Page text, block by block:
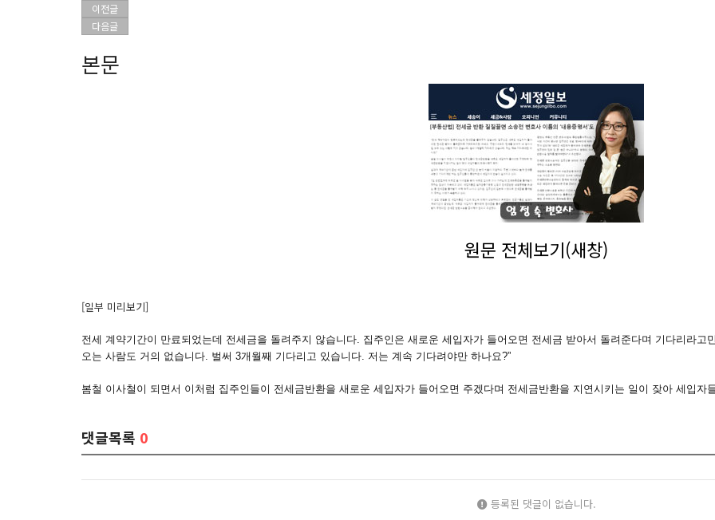
이전글
다음글
본문
원문 전체보기(새창)
[일부 미리보기]
전세 계약기간이 만료되었는데 전세금을 돌려주지 않습니다. 집주인은 새로운 세입자가 들어오면 전세금 받아서 돌려준다며 기다리라
오는 사람도 거의 없습니다. 벌써 3개월째 기다리고 있습니다. 저는 계속 기다려야만 하나요?”
봄철 이사철이 되면서 이처럼 집주인들이 전세금반환을 새로운 세입자가 들어오면 주겠다며 전세금반환을 지연시키는 일이 잦아 세입자
댓글목록 0
등록된 댓글이 없습니다.